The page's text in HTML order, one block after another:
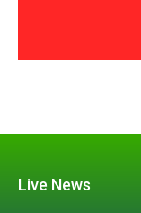
Live News